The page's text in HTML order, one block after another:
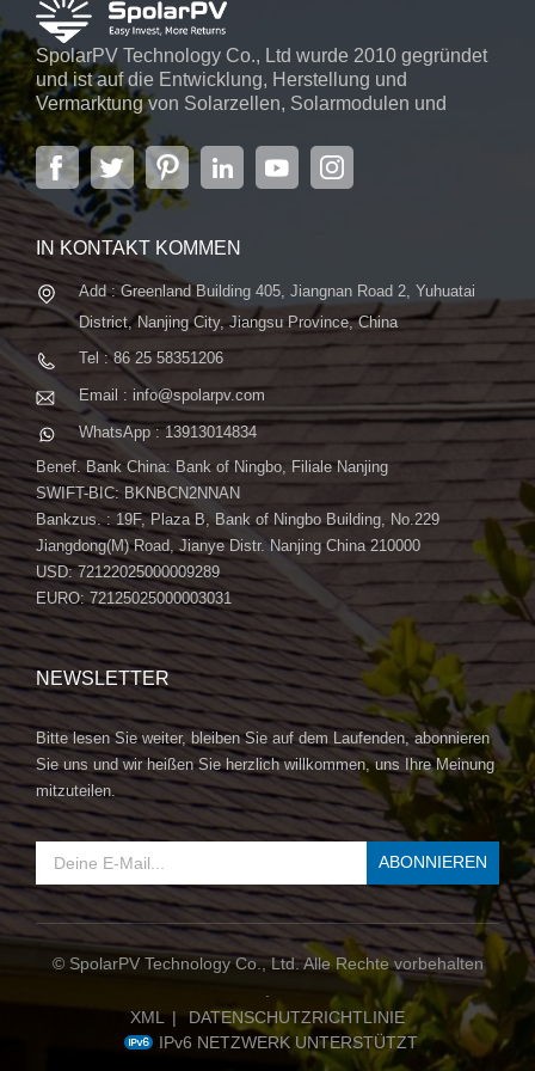
SpolarPV Technology Co., Ltd wurde 2010 gegründet
und ist auf die Entwicklung, Herstellung und
Vermarktung von Solarzellen, Solarmodulen und
Solarstromsystemen spezialisiert. Das Unternehmen
mit Sitz in der Hauptstadt der Provinz Jiangsu,
Nanjing, erstreckt sich über 6.000 m² und verfügt über
fortschrittliche automatische ...
IN KONTAKT KOMMEN
Add : Greenland Building 405, Jiangnan Road 2, Yuhuatai
District, Nanjing City, Jiangsu Province, China
Tel : 86 25 58351206
Email : info@spolarpv.com
WhatsApp : 13913014834
Benef. Bank China: Bank of Ningbo, Filiale Nanjing
SWIFT-BIC: BKNBCN2NNAN
Bankzus. : 19F, Plaza B, Bank of Ningbo Building, No.229
Jiangdong(M) Road, Jianye Distr. Nanjing China 210000
USD: 72122025000009289
EURO: 72125025000003031
NEWSLETTER
Bitte lesen Sie weiter, bleiben Sie auf dem Laufenden, abonnieren
Sie uns und wir heißen Sie herzlich willkommen, uns Ihre Meinung
mitzuteilen.
© SpolarPV Technology Co., Ltd. Alle Rechte vorbehalten
XML
|
DATENSCHUTZRICHTLINIE
IPv6 NETZWERK UNTERSTÜTZT